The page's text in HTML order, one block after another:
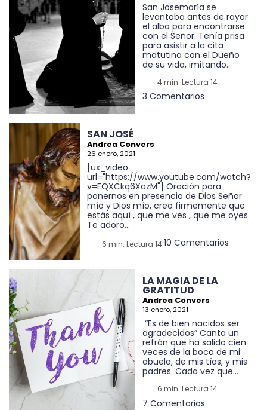
San Josemaría se
levantaba antes de rayar
el alba para encontrarse
con el Señor. Tenía prisa
para asistir a la cita
matutina con el Dueño
de su vida, imitando...
4 min. Lectura 14
3 Comentarios
SAN JOSÉ
Andrea Convers
26 enero, 2021
[ux_video
url="https://www.youtube.com/watch?
v=EQXCkq6XazM"] Oración para
ponernos en presencia de Dios Señor
mío y Dios mío, creo firmemente que
estás aquí , que me ves , que me oyes.
Te adoro...
6 min. Lectura 1410 Comentarios
LA MAGIA DE LA
GRATITUD
Andrea Convers
13 enero, 2021
“Es de bien nacidos ser
agradecidos” Canta un
refrán que ha salido cien
veces de la boca de mi
abuela, de mis tías, y mis
padres. Cada vez que...
6 min. Lectura 14
7 Comentarios